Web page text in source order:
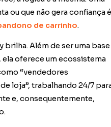
ou que não gera confiança é
de carrinho.
brilha. Além de ser uma base
oferece um ecossistema
“vendedores
loja”, trabalhando 24/7
e, consequentemente,